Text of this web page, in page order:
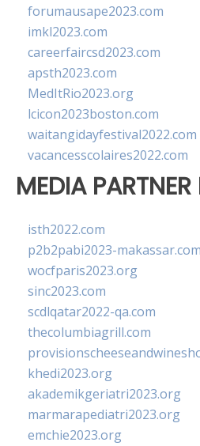
forumausape2023.com
imkl2023.com
careerfaircsd2023.com
apsth2023.com
MedItRio2023.org
lcicon2023boston.com
waitangidayfestival2022.com
vacancesscolaires2022.com
MEDIA PARTNER
isth2022.com
p2b2pabi2023-makassar.com
wocfparis2023.org
sinc2023.com
scdlqatar2022-qa.com
thecolumbiagrill.com
khedi2023.org
akademikgeriatri2023.org
marmarapediatri2023.org
emchie2023.org